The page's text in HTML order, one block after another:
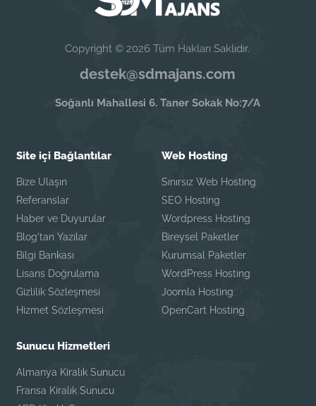
Copyright © 2026 Tüm Hakları Saklıdır.
destek@sdmajans.com
Soğanlı Mahallesi 6. Taner Sokak No:7/A
Site içi Bağlantılar
Bize Ulaşın
Referanslar
Haber ve Duyurular
Blog'tan Yazılar
Bilgi Bankası
Lisans Doğrulama
Gizlilik Sözleşmesi
Hizmet Sözleşmesi
Web Hosting
Sınırsız Web Hosting
SEO Hosting
Wordpress Hosting
Bireysel Paketler
Kurumsal Paketler
WordPress Hosting
Joomla Hosting
OpenCart Hosting
Sunucu Hizmetleri
Almanya Kiralık Sunucu
Fransa Kiralık Sunucu